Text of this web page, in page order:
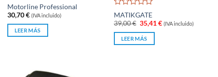
Valorado
con5 de 5
Motorline Professional
30,70€ (IVA incluido)
LEER MÁS
Valorado
con
0
5
MATIKGATE
39,00€ El
precio
original
era:
35,41€El
precio
(IVA incluido)
LEER MÁS